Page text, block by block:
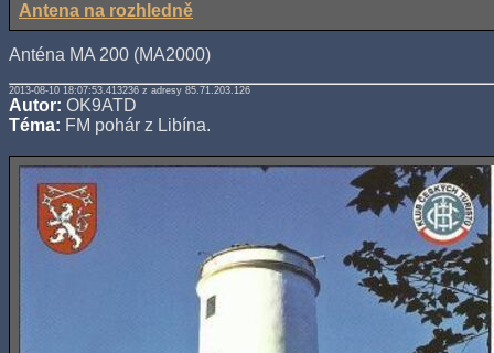
Antena na rozhledně
Anténa MA 200 (MA2000)
2013-08-10 18:07:53.413236 z adresy 85.71.203.126
Autor: OK9ATD
Téma: FM pohár z Libína.